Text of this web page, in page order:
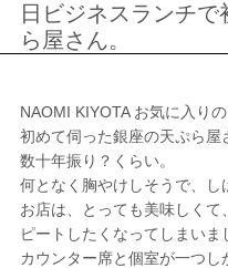
日ビジネスランチ
ら屋さん。
NAOMI KIYOTA お気に入り
初めて伺った銀座の天ぷら屋
数十年振り？くらい。
何となく胸やけしそうで、
お店は、とっても美味しくて
ピートしたくなってしまいま
カウンター席と個室が一つ